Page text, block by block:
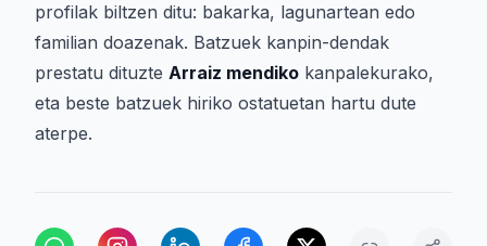
profilak biltzen ditu: bakarka, lagunartean edo
familian doazenak. Batzuek kanpin-dendak
prestatu dituzte Arraiz mendiko kanpalekurako,
eta beste batzuek hiriko ostatuetan hartu dute
aterpe.